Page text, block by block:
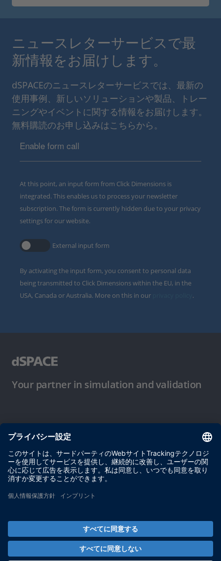
ニュースレターサービスで最
新情報をお届けします。
dSPACEのニュースレターサービスでは、最新の
使用事例、新しいソリューションや製品、トレー
ニングやイベントに関する情報をお届けします。
無料購読のお申し込みはこちらから。
Enable form call
At this point, an input form from Click Dimensions is
integrated. This enables us to process your newsletter
subscription. The form is currently hidden due to your privacy
settings for our website.
External input form
By activating the input form, you consent to personal data
being transmitted to Click Dimensions within the EU, in the
USA, Canada or Australia. More on this in our
.
Your partner in simulation and validation
ご使用条件
プライバシーポリシー
約款
サイト運営会社情報